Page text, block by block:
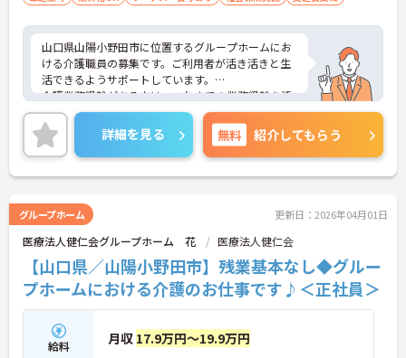
山口県山陽小野田市に位置するグループホームにお
ける介護職員の募集です。ご利用者が活き活きと生
活できるようサポートしています。
介護業務経験がある方は、これまでの業務経験を活
かしながら就業できる環境です。ご利用者に寄り添
って介護サービスを提供を行っていただける方を募
集しています。
ご興味のある方には、面接対策ポイントなど、さら
に詳細をお話しいたしますのでお気軽にご相談くだ
詳細を見る 無料 紹介してもらう
グループホーム 更新日：2026年04月01日
医療法人健仁会グループホーム 花 医療法人健仁会
【山口県／山陽小野田市】残業基本なし◆グルー
プホームにおける介護のお仕事です♪＜正社員＞
給料 月収 17.9万円～19.9万円